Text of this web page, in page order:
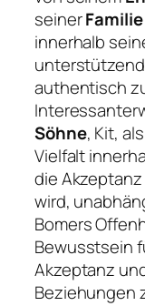
seinerFamilie
innerhalb
authentisch
Söhne, Kit,
Vielfalt
die
wird,
Bomers
Bewusstsein
Akzeptanz
Beziehungen